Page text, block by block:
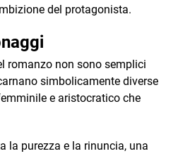
del protagonista.
romanzo non sono semplici
simbolicamente diverse
e aristocratico che
la purezza e la rinuncia, una